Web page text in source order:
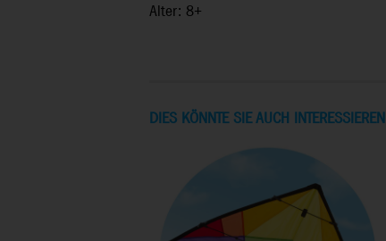
Alter: 8+
DIES KÖNNTE SIE AUCH INTERESSIEREN